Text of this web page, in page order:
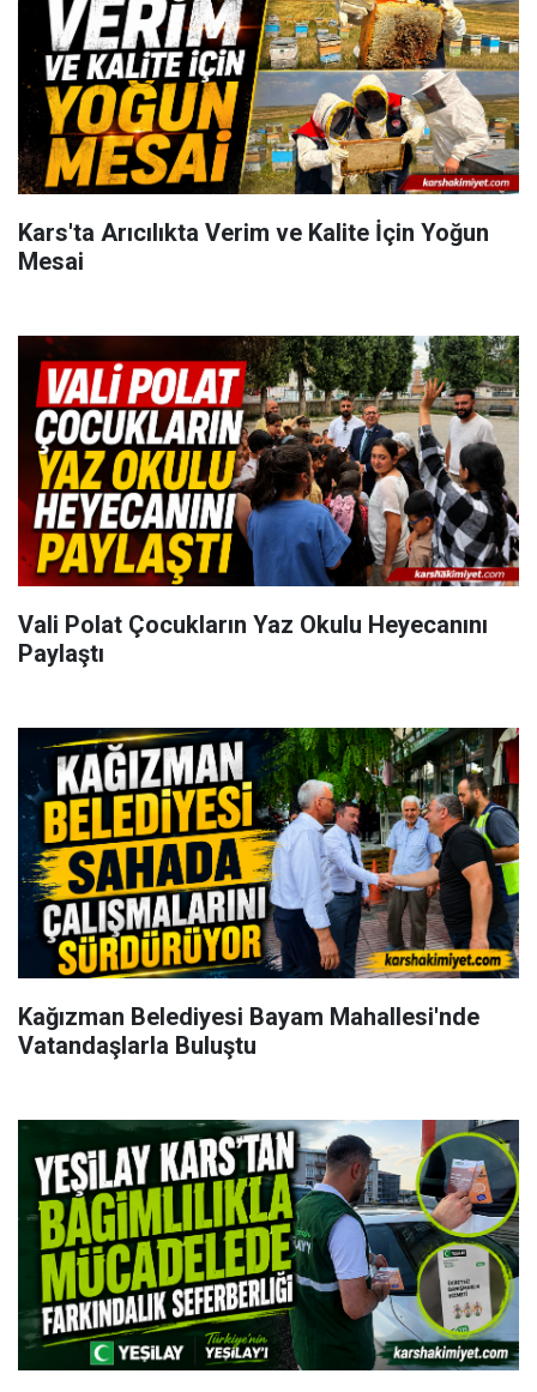
Kars'ta Arıcılıkta Verim ve Kalite İçin Yoğun
Mesai
Vali Polat Çocukların Yaz Okulu Heyecanını
Paylaştı
Kağızman Belediyesi Bayam Mahallesi'nde
Vatandaşlarla Buluştu